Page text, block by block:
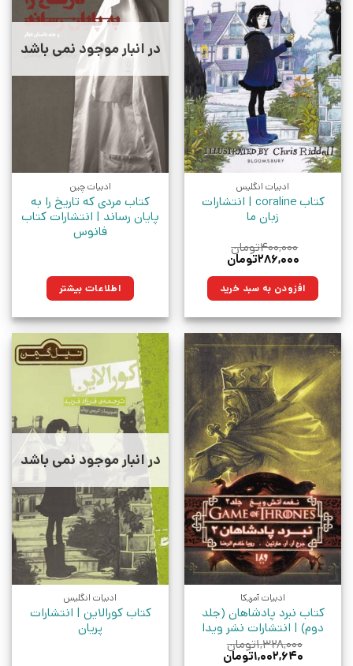
ادبیات انگلیس
کتاب coraline | انتشارات
زبان ما
۴۰۰,۰۰۰تومان
قیمت
۴۰۰,۰۰۰تومان
بود.
۲۸۶,۰۰۰تومان
۲۸۶,۰۰۰تومان.افزودن به سبد خرید
در انبار موجود نمی باشد
ادبیات چین
کتاب مردی که تاریخ را به
پایان رساند | انتشارات کتاب
فانوس
اطلاعات بیشتر
ادبیات آمریکا
کتاب نبرد پادشاهان (جلد
دوم) | انتشارات نشر ویدا
۱,۳۲۸,۰۰۰تومان
قیمت
۱,۰۰۲,۶۴۰تومان
در انبار موجود نمی باشد
ادبیات انگلیس
کتاب کورالاین | انتشارات
پریان